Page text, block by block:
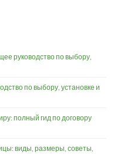
руководство по выбору,
по выбору, установке и
полный гид по договору
виды, размеры, советы,